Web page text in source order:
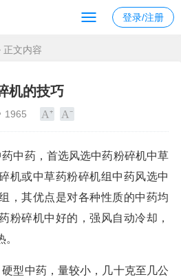
登录/注册
正文内容
机的技巧
1965
药，首选风选中药粉碎机中草
机或中草药粉碎机组中药风选中
，其优点是对各种性质的中药均
粉碎机中好的，强风自动冷却，
中药，量较小，几十克至几公